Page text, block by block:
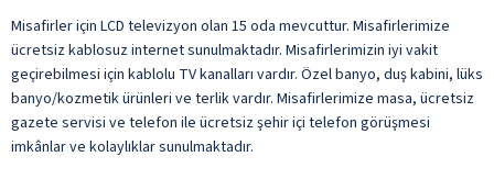
Misafirler için LCD televizyon olan 15 oda mevcuttur. Misafirlerimize
ücretsiz kablosuz internet sunulmaktadır. Misafirlerimizin iyi vakit
geçirebilmesi için kablolu TV kanalları vardır. Özel banyo, duş kabini, lüks
banyo/kozmetik ürünleri ve terlik vardır. Misafirlerimize masa, ücretsiz
gazete servisi ve telefon ile ücretsiz şehir içi telefon görüşmesi
imkânlar ve kolaylıklar sunulmaktadır.